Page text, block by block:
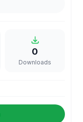
0
Downloads